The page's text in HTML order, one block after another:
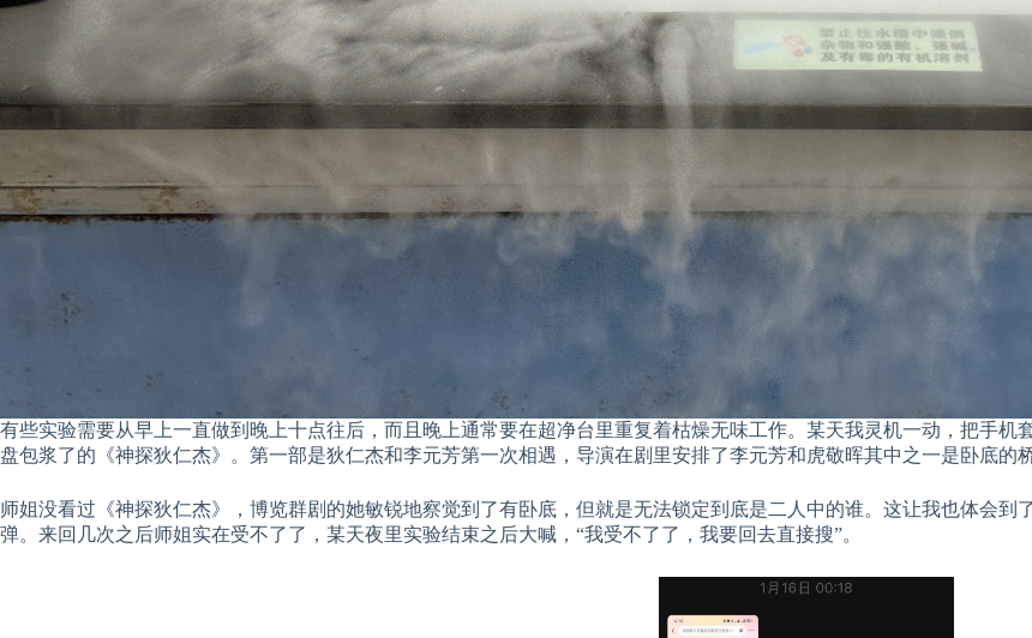
有些实验需要从早上一直做到晚上十点往后，而且晚上通常要在超净台里重复着枯燥无味工作。某天我灵机一动，把手
盘包浆了的《神探狄仁杰》。第一部是狄仁杰和李元芳第一次相遇，导演在剧里安排了李元芳和虎敬晖其中之一是卧底的
师姐没看过《神探狄仁杰》，博览群剧的她敏锐地察觉到了有卧底，但就是无法锁定到底是二人中的谁。这让我也体会
弹。来回几次之后师姐实在受不了了，某天夜里实验结束之后大喊，“我受不了了，我要回去直接搜”。